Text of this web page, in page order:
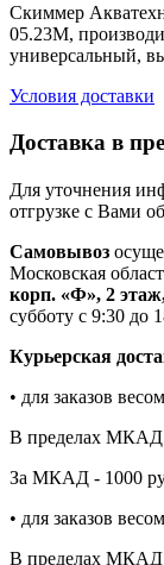
Скиммер
05.23М,
универсальный,
Условия доставки
Доставка в
Для уточнения
отгрузке с Вами
Самовывоз
Московская
корп. «Ф», 2
субботу с 9:30 до
Курьерская
• для заказов
В пределах МКАД
За МКАД - 1000
• для заказов
В пределах МКАД